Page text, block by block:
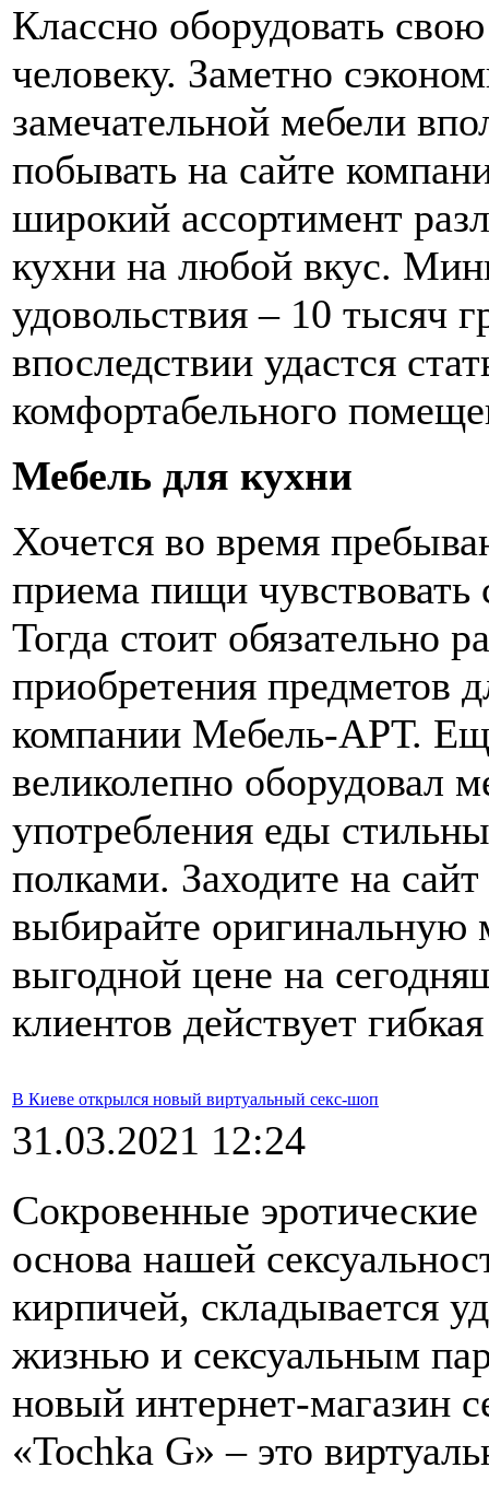
Классно оборудовать
человеку. Заметно
замечательной мебели
побывать на сайте
широкий ассортимент
кухни на любой вкус.
удовольствия – 10 тысяч
впоследствии удастся
комфортабельного
Мебель для кухни
Хочется во время
приема пищи чувствовать
Тогда стоит обязательно
приобретения предметов
компании Мебель-АРТ.
великолепно оборудовал
употребления еды
полками. Заходите на
выбирайте оригинальную
выгодной цене на
клиентов действует
В Киеве открылся новый виртуальный секс-шоп
31.03.2021 12:24
Сокровенные
основа нашей
кирпичей, складывается
жизнью и сексуальным
новый интернет-магазин
«Tochka G» – это